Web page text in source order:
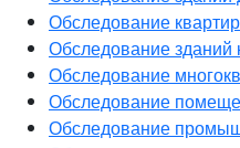
Обследование квартир
Обследование зданий
Обследование
Обследование
Обследование